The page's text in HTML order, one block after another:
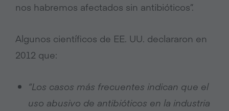
nos habremos afectados sin antibióticos”.
Algunos científicos de EE. UU. declararon en
2012 que:
“Los casos más frecuentes indican que el
uso abusivo de antibióticos en la industria